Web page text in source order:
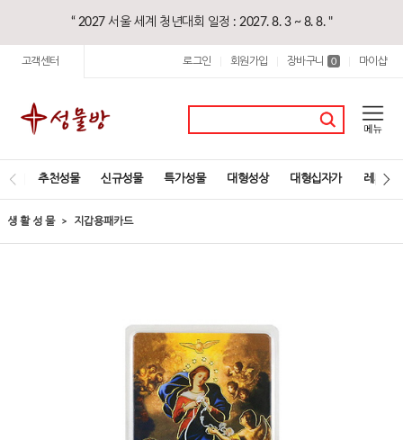
“ 2027 서울 세계 청년대회 일정 : 2027. 8. 3 ~ 8. 8. "
고객센터 로그인 회원가입 장바구니 0 마이샵
추천성물 신규성물 특가성물 대형성상 대형십자가 레지오
생 활 성 물 지갑용패카드